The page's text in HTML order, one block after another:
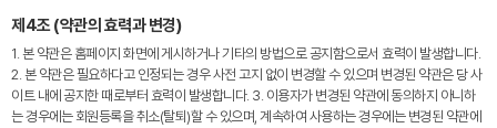
제4조 (약관의 효력과 변경)
1. 본 약관은 홈페이지 화면에 게시하거나 기타의 방법으로 공지함으로서 효력이 발생합니다.
2. 본 약관은 필요하다고 인정되는 경우 사전 고지 없이 변경할 수 있으며 변경된 약관은 당 사
이트 내에 공지한 때로부터 효력이 발생합니다. 3. 이용자가 변경된 약관에 동의하지 아니하
는 경우에는 회원등록을 취소(탈퇴)할 수 있으며, 계속하여 사용하는 경우에는 변경된 약관에